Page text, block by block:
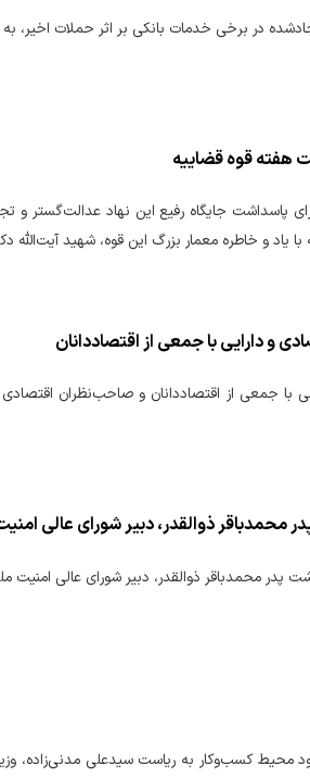
در برخی خدمات بانکی بر اثر حملات
هفته قوه قضاییه
پاسداشت جایگاه رفیع این نهاد عدالت‌گستر
یاد و خاطره معمار بزرگ این قوه، شهید آیت‌الله
و دارایی با جمعی از اقتصاددانان
با جمعی از اقتصاددانان و صاحب‌نظران اقتصادی
محمدباقر ذوالقدر، دبیر شورای عالی
پدر محمدباقر ذوالقدر، دبیر شورای عالی
کسب‌وکار به ریاست سیدعلی مدنی‌زاده،